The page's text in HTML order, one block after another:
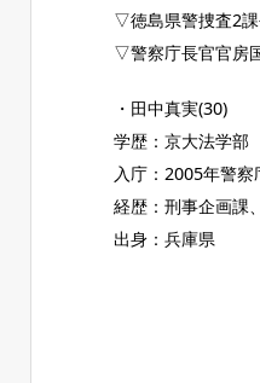
▽徳島県警捜査2
▽警察庁長官官房
・田中真実(30)
学歴：京大法学部
入庁：2005年警察
経歴：刑事企画課
出身：兵庫県